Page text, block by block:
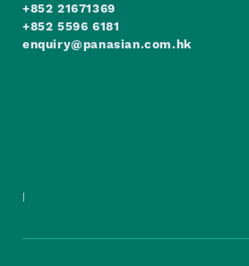
+852 21671369
+852 5596 6181
enquiry@panasian.com.hk